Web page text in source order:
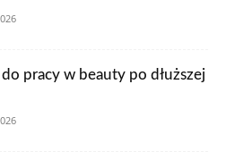
pracy w beauty po dłuższej